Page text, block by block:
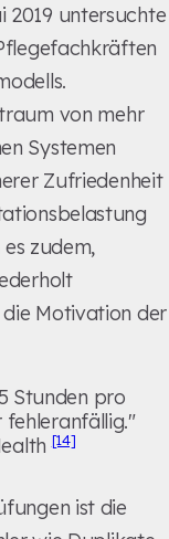
2019 untersuchte
von mehr
Systemen
Zufriedenheit
zudem,
Motivation der
Stunden pro
fehleranfällig."
[14]
ist die